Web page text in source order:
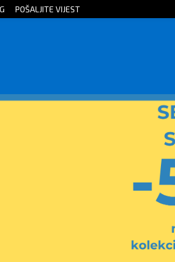
POŠALJITE VIJEST